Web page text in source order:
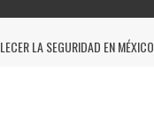
LA SEGURIDAD EN MÉXICO